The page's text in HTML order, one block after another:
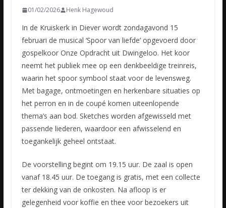
01/02/2026 Henk Hagewoud
In de Kruiskerk in Diever wordt zondagavond 15
februari de musical ‘Spoor van liefde’ opgevoerd door
gospelkoor Onze Opdracht uit Dwingeloo. Het koor
neemt het publiek mee op een denkbeeldige treinreis,
waarin het spoor symbool staat voor de levensweg.
Met bagage, ontmoetingen en herkenbare situaties op
het perron en in de coupé komen uiteenlopende
thema’s aan bod. Sketches worden afgewisseld met
passende liederen, waardoor een afwisselend en
toegankelijk geheel ontstaat.
De voorstelling begint om 19.15 uur. De zaal is open
vanaf 18.45 uur. De toegang is gratis, met een collecte
ter dekking van de onkosten. Na afloop is er
gelegenheid voor koffie en thee voor bezoekers uit